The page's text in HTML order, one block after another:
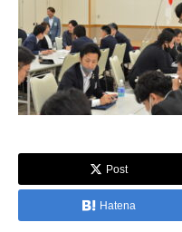
Post
Hatena